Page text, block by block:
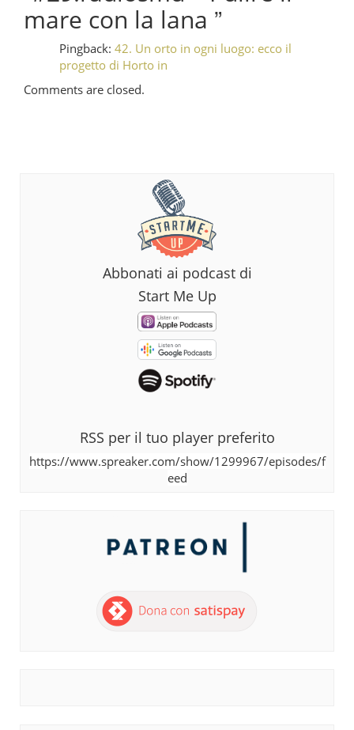
mare con la lana ”
Pingback: 42. Un orto in ogni luogo: ecco il
progetto di Horto in
Comments are closed.
Abbonati ai podcast di
Start Me Up
RSS per il tuo player preferito
https://www.spreaker.com/show/1299967/episodes/f
eed